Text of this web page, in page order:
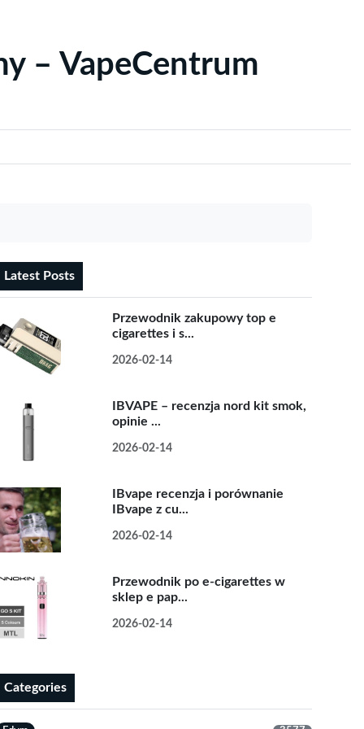
– VapeCentrum
Latest Posts
Przewodnik zakupowy top e
cigarettes i s...
2026-02-14
IBVAPE – recenzja nord kit smok,
opinie ...
2026-02-14
IBvape recenzja i porównanie
IBvape z cu...
2026-02-14
Przewodnik po e-cigarettes w
sklep e pap...
2026-02-14
Categories